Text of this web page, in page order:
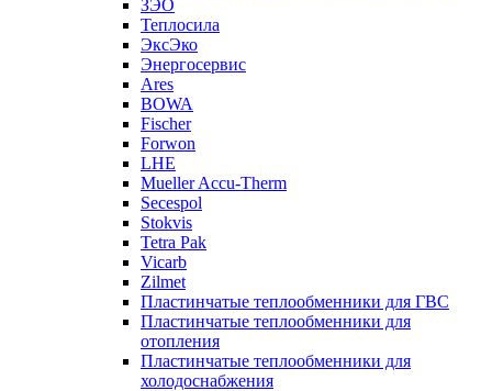
ЗЭО
Теплосила
ЭксЭко
Энергосервис
Ares
BOWA
Fischer
Forwon
LHE
Mueller Accu-Therm
Secespol
Stokvis
Tetra Pak
Vicarb
Zilmet
Пластинчатые теплообменники для ГВС
Пластинчатые теплообменники для
отопления
Пластинчатые теплообменники для
холодоснабжения